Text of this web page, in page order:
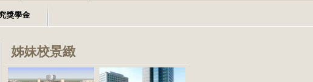
獎學金
姊妹校景緻